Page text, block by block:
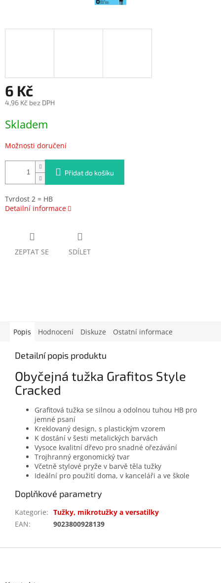
6 Kč
4,96 Kč bez DPH
cena:
Skladem
Možnosti doručení
Přidat do košíku
Tvrdost 2 = HB
Detailní informace
ZEPTAT SE SDÍLET
Popis Hodnocení Diskuze Ostatní informace
Detailní popis produktu
Obyčejná tužka Grafitos Style
Cracked
Grafitová tužka se silnou a odolnou tuhou HB pro
jemné psaní
Kreklovaný design, s plastickým vzorem
K dostání v šesti metalických barvách
Vysoce kvalitní dřevo pro snadné ořezávání
Trojhranný ergonomický tvar
Včetně stylové pryže v barvě těla tužky
Ideální pro použití doma, v kanceláři a ve škole
Doplňkové parametry
Kategorie: Tužky, mikrotužky a versatilky
EAN: 9023800928139